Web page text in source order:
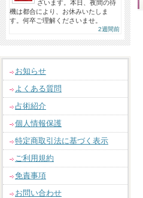
ざいます。本日、夜間の待
機は都合により、お休みいたしま
す。何卒ご理解くださいませ。
2週間前
お知らせ
よくある質問
占術紹介
個人情報保護
特定商取引法に基づく表示
ご利用規約
免責事項
お問い合わせ